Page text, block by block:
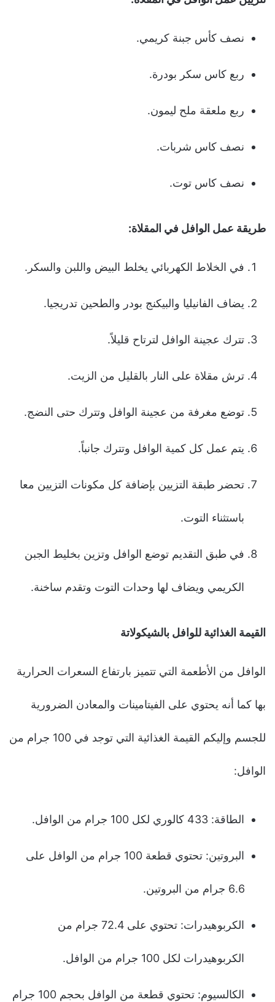
نصف كأس جبنة كريمي.
ربع كاس سكر بودرة.
ربع ملعقة ملح ليمون.
نصف كاس شربات.
نصف كاس توت.
طريقة عمل الوافل في المقلاة:
في الخلاط الكهربائي يخلط البيض واللبن والسكر.
يضاف الفانيليا والبيكنج بودر والطحين تدريجيا.
تترك عجينة الوافل لترتاح قليلاً.
ترش مقلاة على النار بالقليل من الزيت.
توضع مغرفة من عجينة الوافل وتترك حتى النضج.
يتم عمل كل كمية الوافل وتترك جانباً.
تحضر طبقة التزيين بإضافة كل مكونات التزيين معا
باستثناء التوت.
في طبق التقديم توضع الوافل وتزين بخليط الجبن
الكريمي ويضاف لها وحدات التوت وتقدم ساخنة.
القيمة الغذائية للوافل بالشيكولاتة
الوافل من الأطعمة التي تتميز بارتفاع السعرات الحرارية
بها كما أنه يحتوي على الفيتامينات والمعادن الضرورية
للجسم وإليكم القيمة الغذائية التي توجد في 100 جرام من
الوافل:
الطاقة: 433 كالوري لكل 100 جرام من الوافل.
البروتين: تحتوي قطعة 100 جرام من الوافل على
6.6 جرام من البروتين.
الكربوهيدرات: تحتوي على 72.4 جرام من
الكربوهيدرات لكل 100 جرام من الوافل.
الكالسيوم: تحتوي قطعة من الوافل بحجم 100 جرام